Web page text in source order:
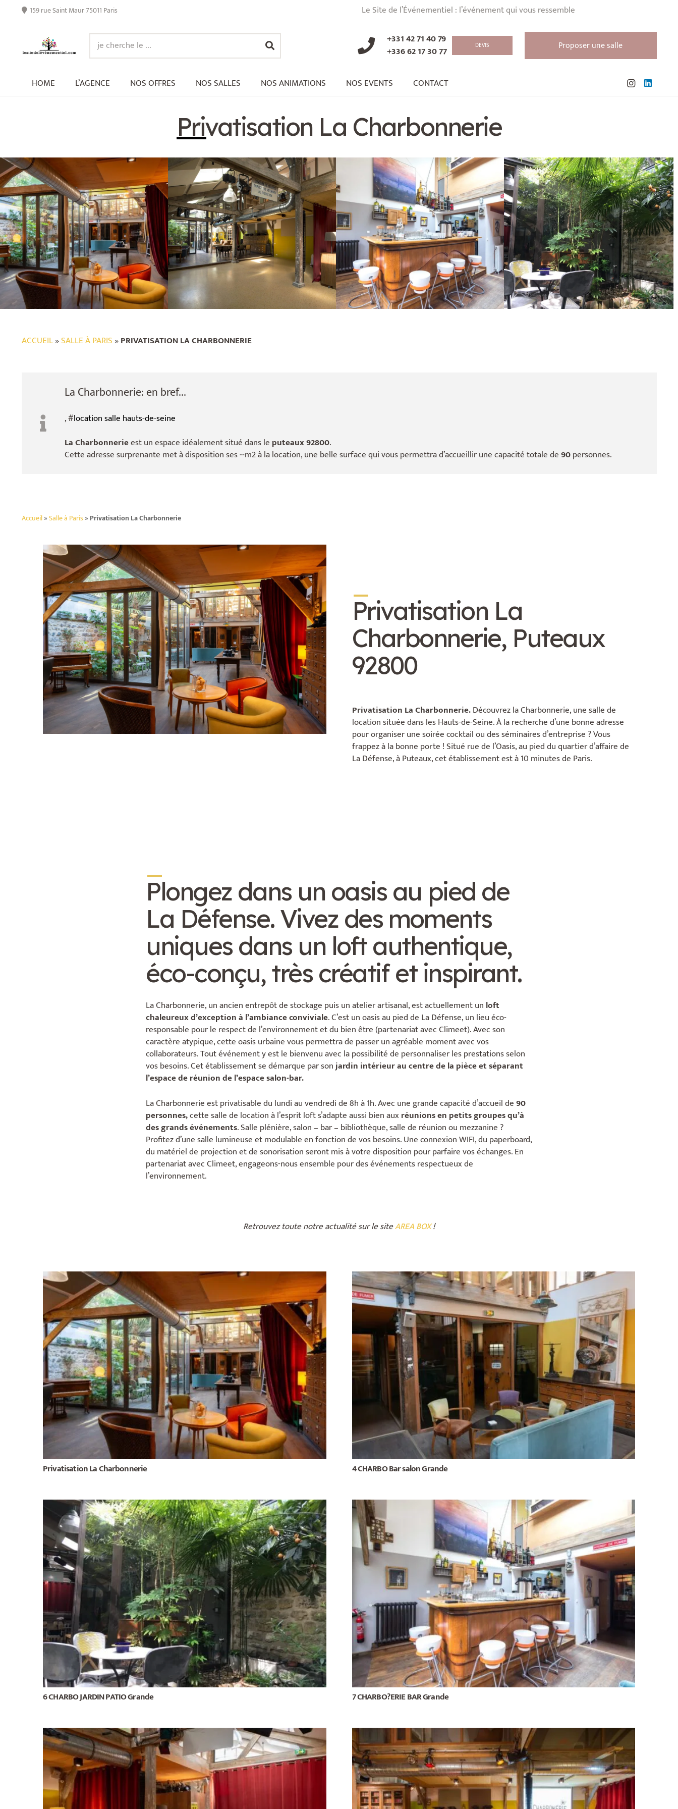
159 rue Saint Maur 75011 Paris Le Site de l’Événementiel : l’événement qui vous ressemble
+331 42 71 40 79
+336 62 17 30 77
DEVIS Proposer une salle
HOME L’AGENCE NOS OFFRES NOS SALLES NOS ANIMATIONS NOS EVENTS CONTACT
Privatisation La Charbonnerie
ACCUEIL»SALLE À PARIS »PRIVATISATION LA CHARBONNERIE
La Charbonnerie: en bref...
, #location salle hauts-de-seine
La Charbonnerieest un espace idéalement situé dans le puteaux 92800.
Cette adresse surprenante met à disposition ses--m2 à la location, une belle surface qui vous permettra d’accueillir une capacité totale de90personnes.
Accueil»Salle à Paris » Privatisation La Charbonnerie
Privatisation La
Charbonnerie, Puteaux
92800
Privatisation La Charbonnerie.Découvrez la Charbonnerie, une salle de
location située dans les Hauts-de-Seine. À la recherche d’une bonne adresse
pour organiser une soirée cocktail ou des séminaires d’entreprise ? Vous
frappez à la bonne porte ! Situé rue de l’Oasis, au pied du quartier d’affaire de
La Défense, à Puteaux, cet établissement est à 10 minutes de Paris.
Plongez dans un oasis au pied de
La Défense. Vivez des moments
uniques dans un loft authentique,
éco-conçu, très créatif et inspirant.
La Charbonnerie, un ancien entrepôt de stockage puis un atelier artisanal, est actuellement un loft
chaleureux d’exception à l’ambiance conviviale. C’est un oasis au pied de La Défense, un lieu éco-
responsable pour le respect de l’environnement et du bien être (partenariat avec Climeet). Avec son
caractère atypique, cette oasis urbaine vous permettra de passer un agréable moment avec vos
collaborateurs. Tout événement y est le bienvenu avec la possibilité de personnaliser les prestations selon
vos besoins. Cet établissement se démarque par sonjardin intérieur au centre de la pièce et séparant
l’espace de réunion de l’espace salon-bar.
La Charbonnerie est privatisable du lundi au vendredi de 8h à 1h. Avec une grande capacité d’accueil de90
personnes,cette salle de location à l’esprit loft s’adapte aussi bien auxréunions en petits groupes qu’à
des grands événements. Salle plénière, salon – bar – bibliothèque, salle de réunion ou mezzanine ?
Profitez d’une salle lumineuse et modulable en fonction de vos besoins. Une connexion WIFI, du paperboard,
du matériel de projection et de sonorisation seront mis à votre disposition pour parfaire vos échanges. En
partenariat avec Climeet, engageons-nous ensemble pour des événements respectueux de
l’environnement.
Retrouvez toute notre actualité sur le siteAREA BOX!
Privatisation La Charbonnerie 4 CHARBO Bar salon Grande
6 CHARBO JARDIN PATIO Grande 7 CHARBO?ERIE BAR Grande